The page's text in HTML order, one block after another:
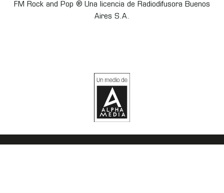
FM Rock and Pop ® Una licencia de Radiodifusora Buenos
Aires S.A.